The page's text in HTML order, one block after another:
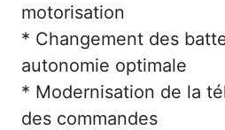
motorisation
* Changement des
autonomie optimale
* Modernisation de la
des commandes